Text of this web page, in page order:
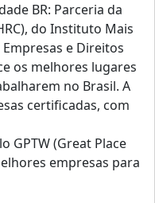
BR: Parceria da
do Instituto Mais
e Direitos
os melhores lugares
no Brasil. A
certificadas, com
GPTW (Great Place
empresas para